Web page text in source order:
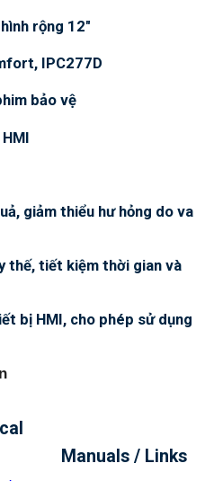
rộng 12″
IPC277D
bảo vệ
giảm thiểu hư hỏng do va
thế, tiết kiệm thời gian và
bị HMI, cho phép sử dụng
Manuals / Links